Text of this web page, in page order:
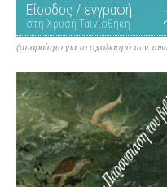
Είσοδος / εγγραφή
στη Χρυσή Ταινιοθήκη
(απαραίτητο για το σχολιασμό των